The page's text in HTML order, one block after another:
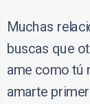
Muchas
buscas que
ame como tú
amarte